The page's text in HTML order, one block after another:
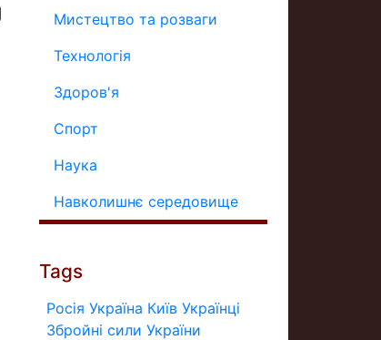
Мистецтво та розваги
Технологія
Здоров'я
Спорт
Наука
Навколишнє середовище
Tags
Росія Україна Київ Українці
Збройні сили України